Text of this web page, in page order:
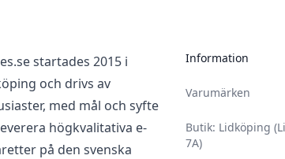
startades 2015 i
och drivs av
med mål och syfte
högkvalitativa e-
på den svenska
Information
Varumärken
Butik: Lidköping
7A)